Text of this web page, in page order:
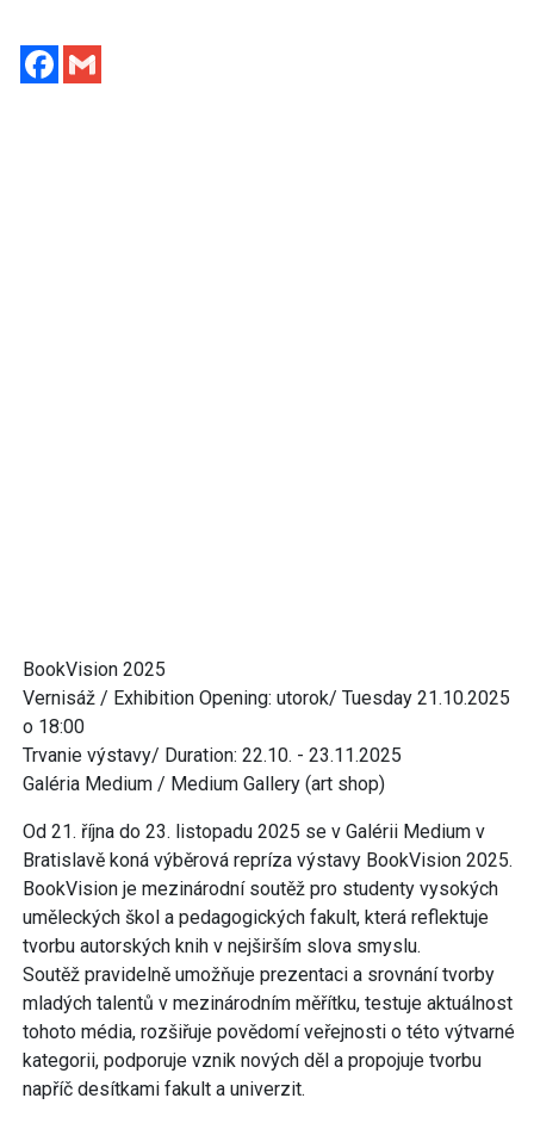
Facebook
BookVision 2025
Vernisáž / Exhibition Opening: utorok/ Tuesday 21.10.2025
o 18:00
Trvanie výstavy/ Duration: 22.10. - 23.11.2025
Galéria Medium / Medium Gallery (art shop)
Od 21. října do 23. listopadu 2025 se v Galérii Medium v
Bratislavě koná výběrová repríza výstavy BookVision 2025.
BookVision je mezinárodní soutěž pro studenty vysokých
uměleckých škol a pedagogických fakult, která reflektuje
tvorbu autorských knih v nejširším slova smyslu.
Soutěž pravidelně umožňuje prezentaci a srovnání tvorby
mladých talentů v mezinárodním měřítku, testuje aktuálnost
tohoto média, rozšiřuje povědomí veřejnosti o této výtvarné
kategorii, podporuje vznik nových děl a propojuje tvorbu
napříč desítkami fakult a univerzit.